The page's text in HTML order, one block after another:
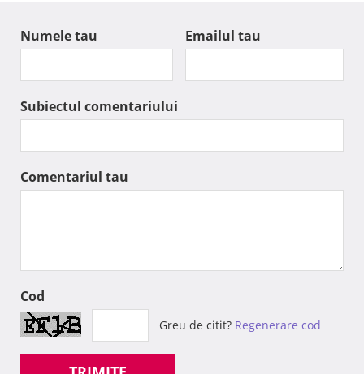
Numele tau Emailul tau
Subiectul comentariului
Comentariul tau
Cod
Greu de citit? Regenerare cod